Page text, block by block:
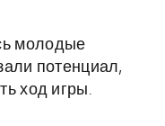
молодые
потенциал,
ход игры.